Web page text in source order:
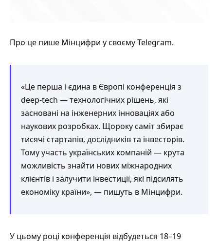
Про це пише Мінцифри у своємуTelegram.
«Це перша і єдина в Європі конференція з
deep-tech — технологічних рішень, які
засновані на інженерних інноваціях або
наукових розробках. Щороку саміт збирає
тисячі стартапів, дослідників та інвесторів.
Тому участь українських компаній — крута
можливість знайти нових міжнародних
клієнтів і залучити інвестиції, які підсилять
економіку країни», — пишуть в Мінцифри.
У цьому році конференція відбудеться 18–19